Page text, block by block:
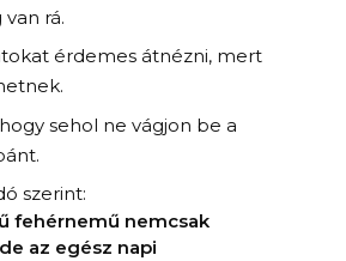
rá.
érdemes átnézni, mert
sehol ne vágjon be a
szerint:
fehérnemű nemcsak
az egész napi